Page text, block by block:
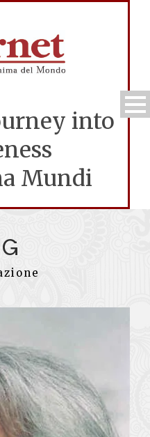
into
Mundi